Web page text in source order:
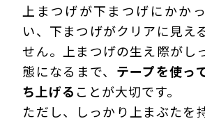
上まつげが下まつげにかか
い、下まつげがクリアに見え
せん。上まつげの生え際がし
態になるまで、 テープを使っ
ち上げる ことが大切です。
ただし、しっかり上まぶたを